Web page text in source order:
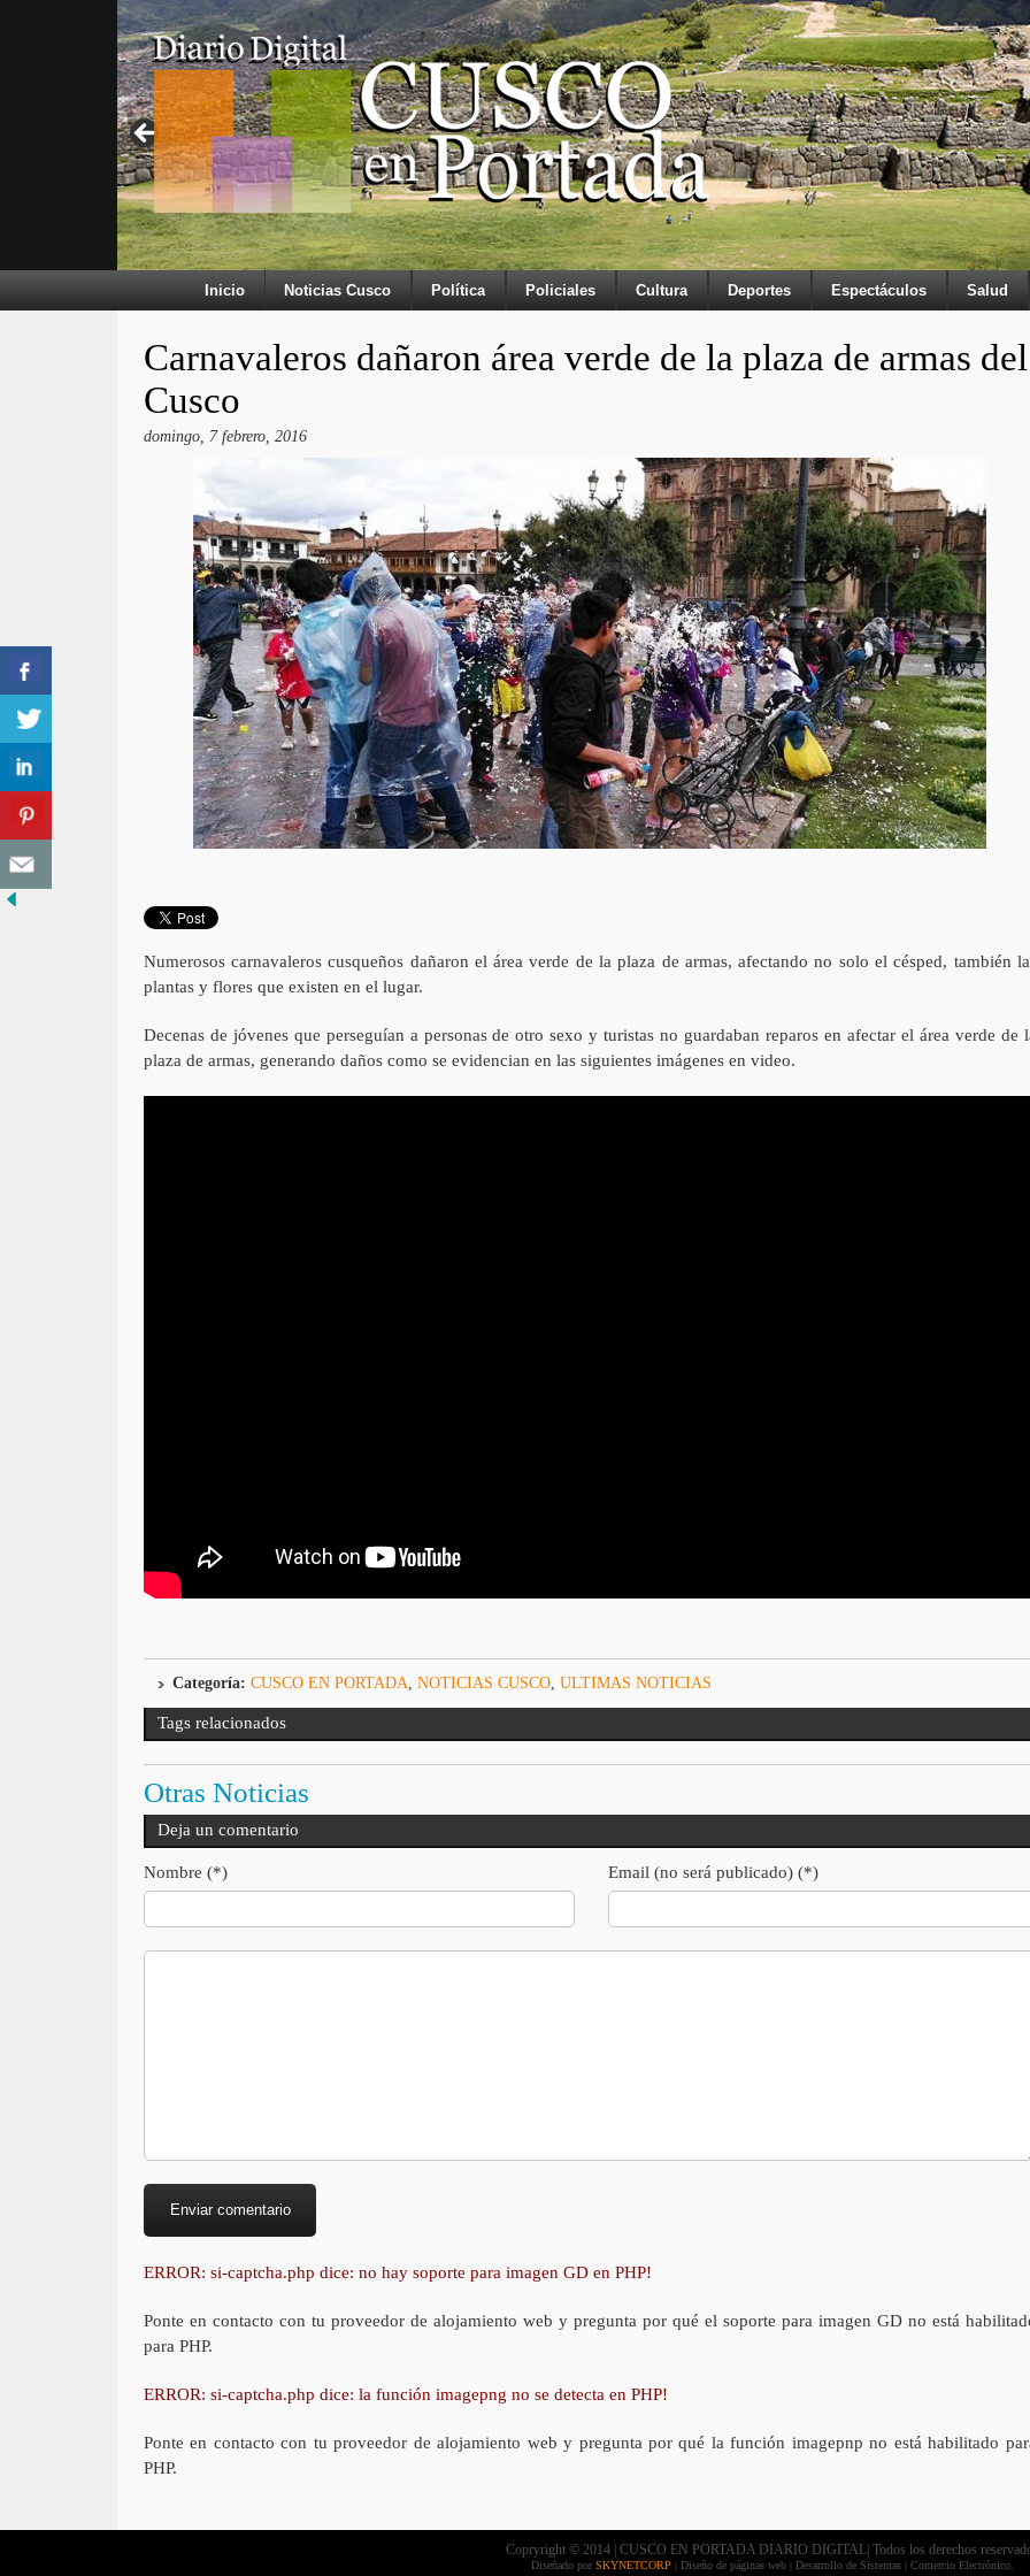
Inicio Noticias Cusco Política Policiales Cultura Deportes Espectáculos Salud
Carnavaleros dañaron área verde de la plaza de armas del
Cusco
domingo, 7 febrero, 2016
Numerosos carnavaleros cusqueños dañaron el área verde de la plaza de armas, afectando no solo el césped, también
plantas y flores que existen en el lugar.
Decenas de jóvenes que perseguían a personas de otro sexo y turistas no guardaban reparos en afectar el área verde de
plaza de armas, generando daños como se evidencian en las siguientes imágenes en video.
Categoría: CUSCO EN PORTADA NOTICIAS CUSCO, ULTIMAS NOTICIAS
Tags relacionados
Otras Noticias
Deja un comentario
Nombre (*) Email (no será publicado) (*)
ERROR: si-captcha.php dice: no hay soporte para imagen GD en PHP!
Ponte en contacto con tu proveedor de alojamiento web y pregunta por qué el soporte para imagen GD no está
para PHP.
ERROR: si-captcha.php dice: la función imagepng no se detecta en PHP!
Ponte en contacto con tu proveedor de alojamiento web y pregunta por qué la función imagepnp no está habilitado
PHP.
Copryright © 2014 | CUSCO EN PORTADA DIARIO DIGITAL| Todos los derechos
Diseñado por SKYNETCORP | Diseño de páginas web | Desarrollo de Sistemas | Comercio Electrónico.